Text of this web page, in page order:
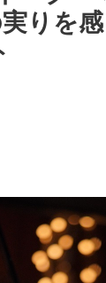
りを